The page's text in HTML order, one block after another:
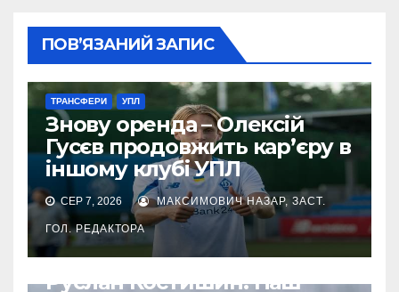
ПОВ’ЯЗАНИЙ ЗАПИС
ТРАНСФЕРИ УПЛ
Знову оренда – Олексій
Гусєв продовжить кар’єру в
іншому клубі УПЛ
СЕР 7, 2026 МАКСИМОВИЧ НАЗАР, ЗАСТ.
ГОЛ. РЕДАКТОРА
ВІЙНА УКРАЇНИ ПРОТИ РФ УПЛ
Руслан Костишин: Наш